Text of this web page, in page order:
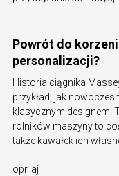
Powrót do
personalizacji?
Historia ciągnika
przykład, jak
klasycznym designem.
rolników maszyny to
także kawałek ich
opr. aj